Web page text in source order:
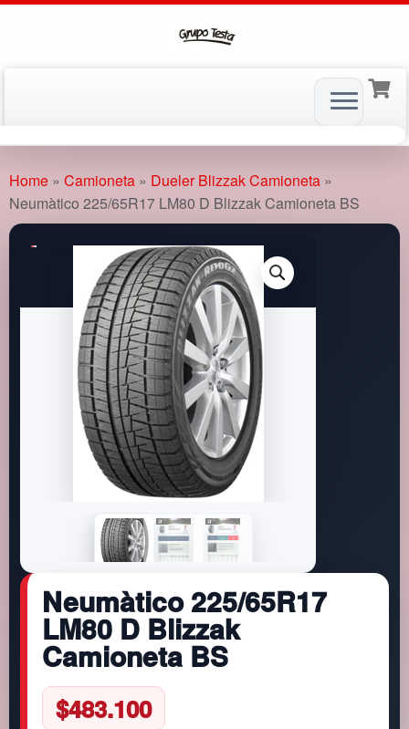
to
content
Home » Camioneta » Dueler Blizzak Camioneta »
Neumàtico 225/65R17 LM80 D Blizzak Camioneta BS
Neumàtico 225/65R17
LM80 D Blizzak
Camioneta BS
$483.100